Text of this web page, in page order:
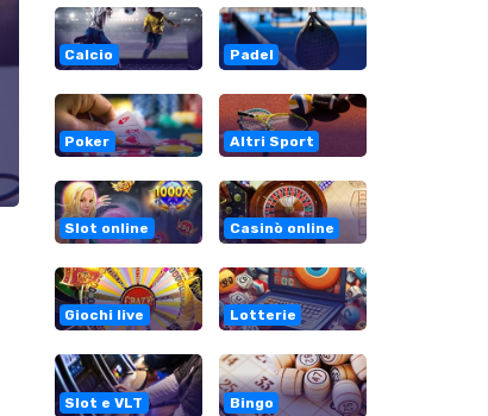
Calcio Padel
Poker Altri Sport
Slot online Casinò online
Giochi live Lotterie
Slot e VLT Bingo